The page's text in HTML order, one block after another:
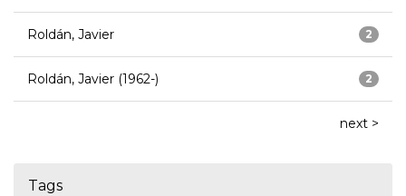
2
Roldán, Javier
2
Roldán, Javier (1962-)
next >
Tags